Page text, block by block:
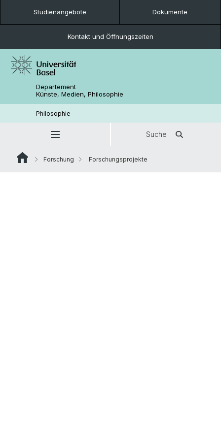
Studienangebote Dokumente
Kontakt und Öffnungszeiten
Departement
Künste, Medien, Philosophie
Philosophie
Suche
Forschung Forschungsprojekte